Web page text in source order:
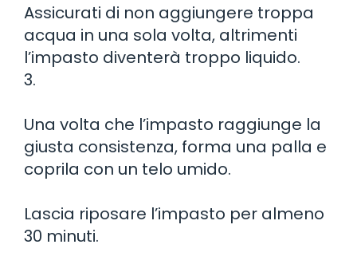
Assicurati di non aggiungere troppa
acqua in una sola volta, altrimenti
l’impasto diventerà troppo liquido.
3.
Una volta che l’impasto raggiunge la
giusta consistenza, forma una palla e
coprila con un telo umido.
Lascia riposare l’impasto per almeno
30 minuti.